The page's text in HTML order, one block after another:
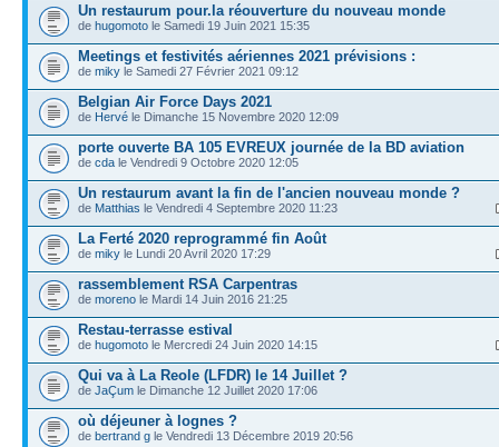
Un restaurum pour.la réouverture du nouveau monde
de hugomoto le Samedi 19 Juin 2021 15:35
Meetings et festivités aériennes 2021 prévisions :
de miky le Samedi 27 Février 2021 09:12
Belgian Air Force Days 2021
de Hervé le Dimanche 15 Novembre 2020 12:09
porte ouverte BA 105 EVREUX journée de la BD aviation
de cda le Vendredi 9 Octobre 2020 12:05
Un restaurum avant la fin de l'ancien nouveau monde ?
de Matthias le Vendredi 4 Septembre 2020 11:23
La Ferté 2020 reprogrammé fin Août
de miky le Lundi 20 Avril 2020 17:29
rassemblement RSA Carpentras
de moreno le Mardi 14 Juin 2016 21:25
Restau-terrasse estival
de hugomoto le Mercredi 24 Juin 2020 14:15
Qui va à La Reole (LFDR) le 14 Juillet ?
de JaÇum le Dimanche 12 Juillet 2020 17:06
où déjeuner à lognes ?
de bertrand g le Vendredi 13 Décembre 2019 20:56